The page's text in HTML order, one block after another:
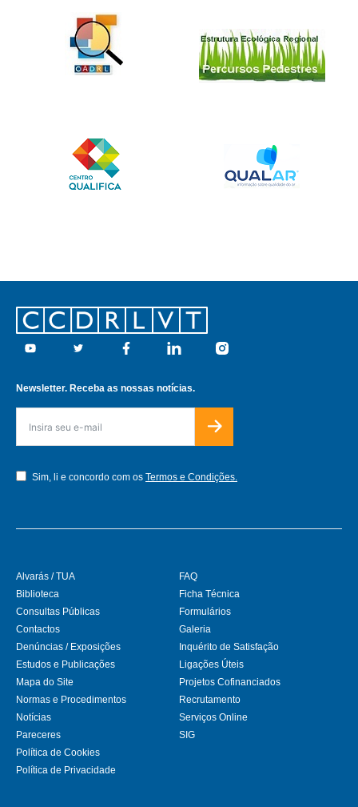
Footer
Youtube Twitter Facebook Linkedin Instagram
Newsletter. Receba as nossas notícias.
Sim, li e concordo com os Termos e Condições.
Alvarás / TUA
Biblioteca
Consultas Públicas
Contactos
Denúncias / Exposições
Estudos e Publicações
FAQ
Ficha Técnica
Formulários
Galeria
Inquérito de Satisfação
Ligações Úteis
Mapa do Site
Normas e Procedimentos
Notícias
Pareceres
Política de Cookies
Política de Privacidade
Projetos Cofinanciados
Recrutamento
Serviços Online
SIG